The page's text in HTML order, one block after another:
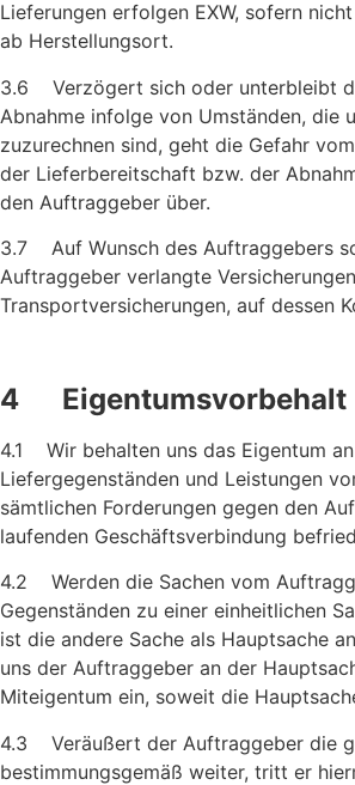
Lieferungen erfolgen EXW, sofern
ab Herstellungsort.
3.6 Verzögert sich oder unterbleibt
Abnahme infolge von Umständen, die
zuzurechnen sind, geht die Gefahr
der Lieferbereitschaft bzw. der
den Auftraggeber über.
3.7 Auf Wunsch des Auftraggebers
Auftraggeber verlangte
Transportversicherungen, auf dessen
4 Eigentumsvorbehalt
4.1 Wir behalten uns das Eigentum
Liefergegenständen und Leistungen
sämtlichen Forderungen gegen den
laufenden Geschäftsverbindung
4.2 Werden die Sachen vom
Gegenstän­den zu einer einheitlichen
ist die andere Sache als Hauptsache
uns der Auftraggeber an der
Miteigentum ein, soweit die
4.3 Veräußert der Auftraggeber die
bestimmungs­gemäß weiter, tritt er